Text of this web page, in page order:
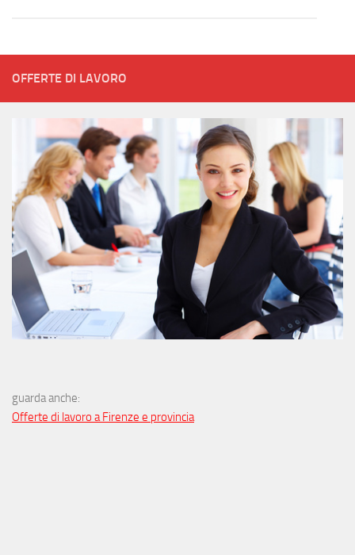
OFFERTE DI LAVORO
guarda anche:
Offerte di lavoro a Firenze e provincia